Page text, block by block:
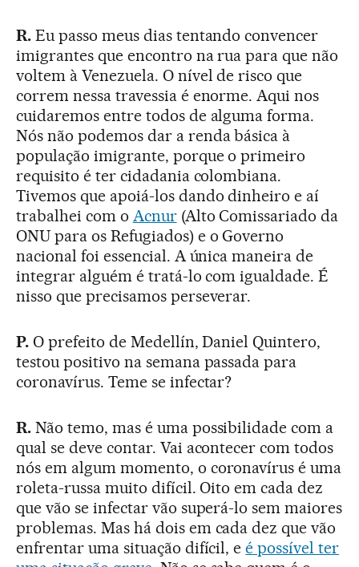
R.Eu passo meus dias tentando convencer
imigrantes que encontro na rua para que não
voltem à Venezuela. O nível de risco que
correm nessa travessia é enorme. Aqui nos
cuidaremos entre todos de alguma forma.
Nós não podemos dar a renda básica à
população imigrante, porque o primeiro
requisito é ter cidadania colombiana.
Tivemos que apoiá-los dando dinheiro e aí
trabalhei com o Acnur(Alto Comissariado da
ONU para os Refugiados) e o Governo
nacional foi essencial. A única maneira de
integrar alguém é tratá-lo com igualdade. É
nisso que precisamos perseverar.
P.O prefeito de Medellín, Daniel Quintero,
testou positivo na semana passada para
coronavírus. Teme se infectar?
R.Não temo, mas é uma possibilidade com a
qual se deve contar. Vai acontecer com todos
nós em algum momento, o coronavírus é uma
roleta-russa muito difícil. Oito em cada dez
que vão se infectar vão superá-lo sem maiores
problemas. Mas há dois em cada dez que vão
enfrentar uma situação difícil, eé possível ter